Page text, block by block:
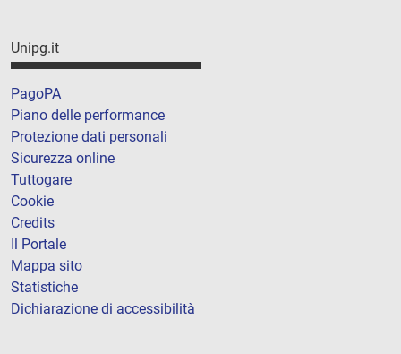
Unipg.it
PagoPA
Piano delle performance
Protezione dati personali
Sicurezza online
Tuttogare
Cookie
Credits
Il Portale
Mappa sito
Statistiche
Dichiarazione di accessibilità